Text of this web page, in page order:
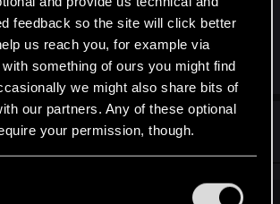
feedback so the site will click better
us reach you, for example via
something of ours you might find
we might also share bits of
our partners. Any of these optional
your permission, though.
preferences regarding them in the
девушек в виде
Ну как-нибудь
Forum veteran